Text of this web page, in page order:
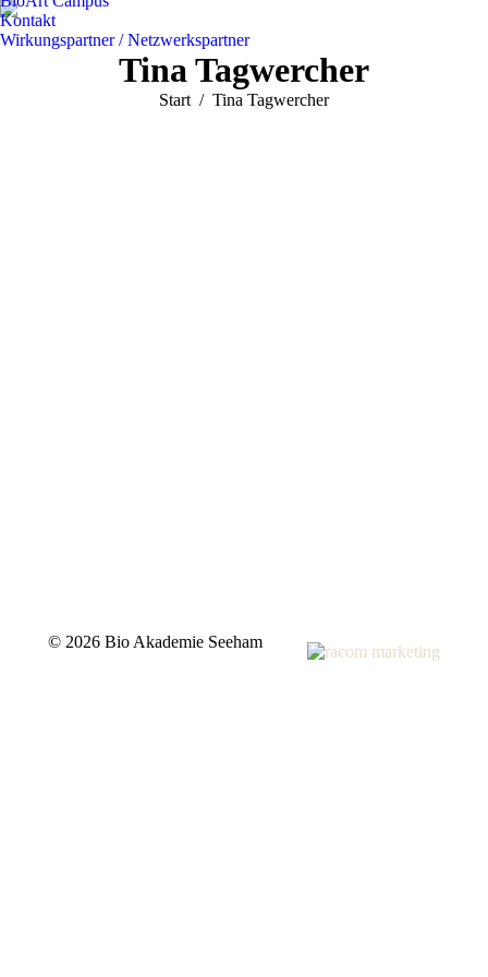
Kontakt
Wirkungspartner / Netzwerkspartner
Tina Tagwercher
Sie befinden sich hier:
Start Tina Tagwercher
© 2026 Bio Akademie Seeham